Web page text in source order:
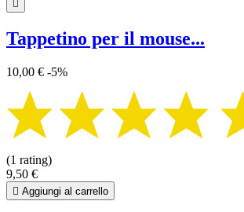

Tappetino per il mouse...
10,00 € -5%
(1 rating)
9,50 €
 Aggiungi al carrello